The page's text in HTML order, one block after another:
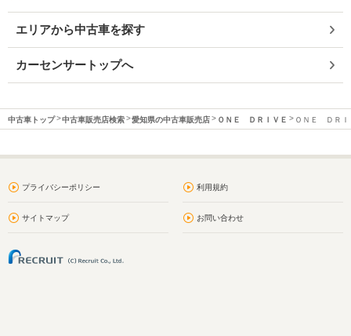
エリアから中古車を探す
カーセンサートップへ
中古車トップ 中古車販売店検索 愛知県の中古車販売店 ＯＮＥ ＤＲＩＶＥ ＯＮＥ ＤＲＩ
プライバシーポリシー 利用規約
サイトマップ お問い合わせ